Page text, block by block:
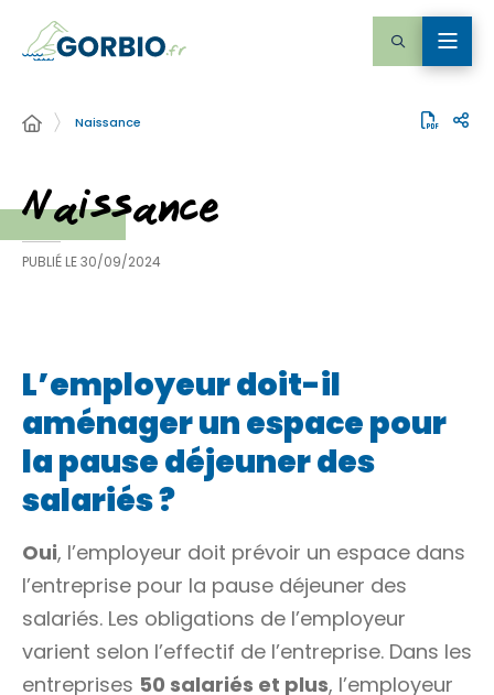
Naissance
Naissance
PUBLIÉ LE30/09/2024
L’employeur doit-il
aménager un espace pour
la pause déjeuner des
salariés ?
Oui, l’employeur doit prévoir un espace dans
l’entreprise pour la pause déjeuner des
salariés. Les obligations de l’employeur
varient selon l’effectif de l’entreprise. Dans les
entreprises 50 salariés et plus, l’employeur